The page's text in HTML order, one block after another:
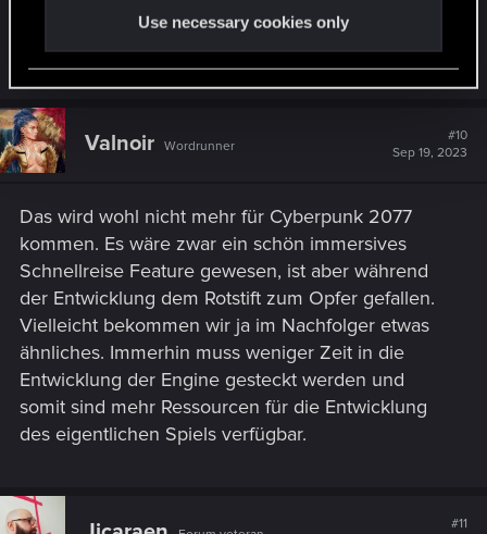
Use necessary cookies only
Was ist eigentlich mit der versprochenen und
Valnoir Wordrunner
#10
Sep 19, 2023
Das wird wohl nicht mehr für Cyberpunk 2077
kommen. Es wäre zwar ein schön immersives
Schnellreise Feature gewesen, ist aber während
der Entwicklung dem Rotstift zum Opfer gefallen.
Vielleicht bekommen wir ja im Nachfolger etwas
ähnliches. Immerhin muss weniger Zeit in die
Entwicklung der Engine gesteckt werden und
somit sind mehr Ressourcen für die Entwicklung
des eigentlichen Spiels verfügbar.
#11